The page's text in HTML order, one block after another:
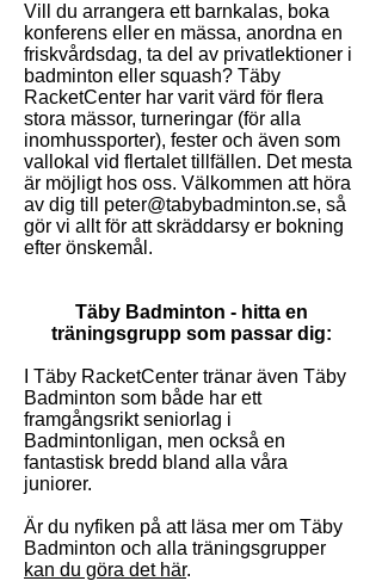
Vill du arrangera ett barnkalas, boka
konferens eller en mässa, anordna en
friskvårdsdag, ta del av privatlektioner i
badminton eller squash? Täby
RacketCenter har varit värd för flera
stora mässor, turneringar (för alla
inomhussporter), fester och även som
vallokal vid flertalet tillfällen. Det mesta
är möjligt hos oss. Välkommen att höra
av dig till peter@tabybadminton.se, så
gör vi allt för att skräddarsy er bokning
efter önskemål.
Täby Badminton - hitta en
träningsgrupp som passar dig:
I Täby RacketCenter tränar även Täby
Badminton som både har ett
framgångsrikt seniorlag i
Badmintonligan, men också en
fantastisk bredd bland alla våra
juniorer.
Är du nyfiken på att läsa mer om Täby
Badminton och alla träningsgrupper
kan du göra det här.